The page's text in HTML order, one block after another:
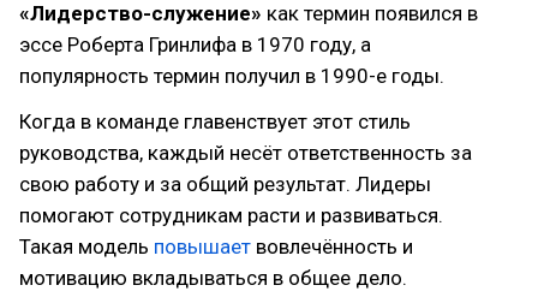
«Лидерство-служение» как термин появился в
эссе Роберта Гринлифа в 1970 году, а
популярность термин получил в 1990-е годы.
Когда в команде главенствует этот стиль
руководства, каждый несёт ответственность за
свою работу и за общий результат. Лидеры
помогают сотрудникам расти и развиваться.
Такая модель повышает вовлечённость и
мотивацию вкладываться в общее дело.